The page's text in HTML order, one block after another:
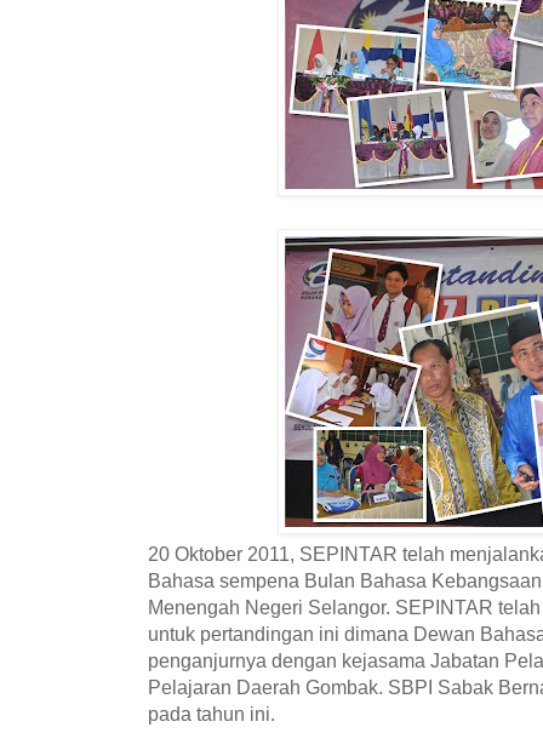
20 Oktober 2011, SEPINTAR telah
Bahasa sempena Bulan Bahasa
Menengah Negeri Selangor. SEPINTAR
untuk pertandingan ini dimana Dewan
penganjurnya dengan kejasama Jabatan
Pelajaran Daerah Gombak. SBPI Sabak
pada tahun ini.